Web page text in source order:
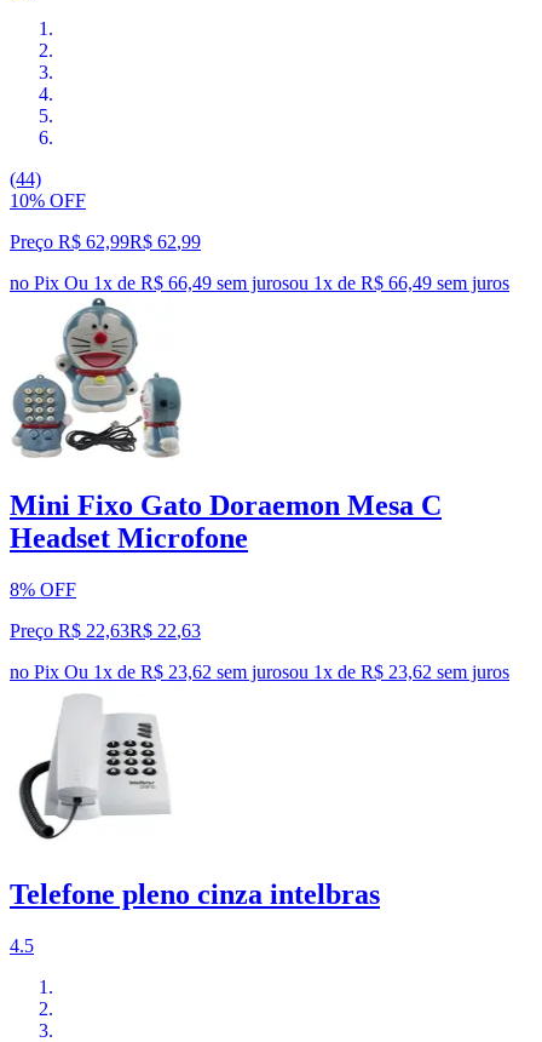
(44)
10% OFF
Preço R$ 62,99R$ 62,99
no Pix Ou 1x de R$ 66,49 sem jurosou 1x de R$ 66,49 sem juros
Mini Fixo Gato Doraemon Mesa C
Headset Microfone
8% OFF
Preço R$ 22,63R$ 22,63
no Pix Ou 1x de R$ 23,62 sem jurosou 1x de R$ 23,62 sem juros
Telefone pleno cinza intelbras
4.5